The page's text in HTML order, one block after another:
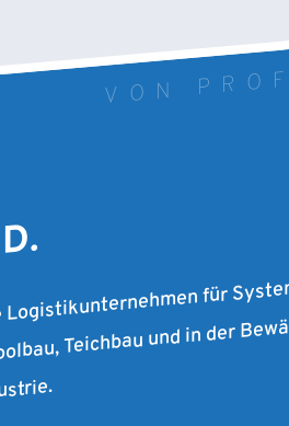
VON
für
Teichbau und in der